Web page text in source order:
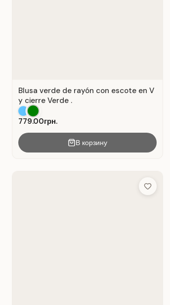
Blusa verde de rayón con escote en V
y cierre Verde .
779.00грн.
В корзину
Add to